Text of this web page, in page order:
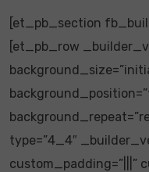
[et_pb_section
[et_pb_row
type=”4_4″
custom_padding=”|||”